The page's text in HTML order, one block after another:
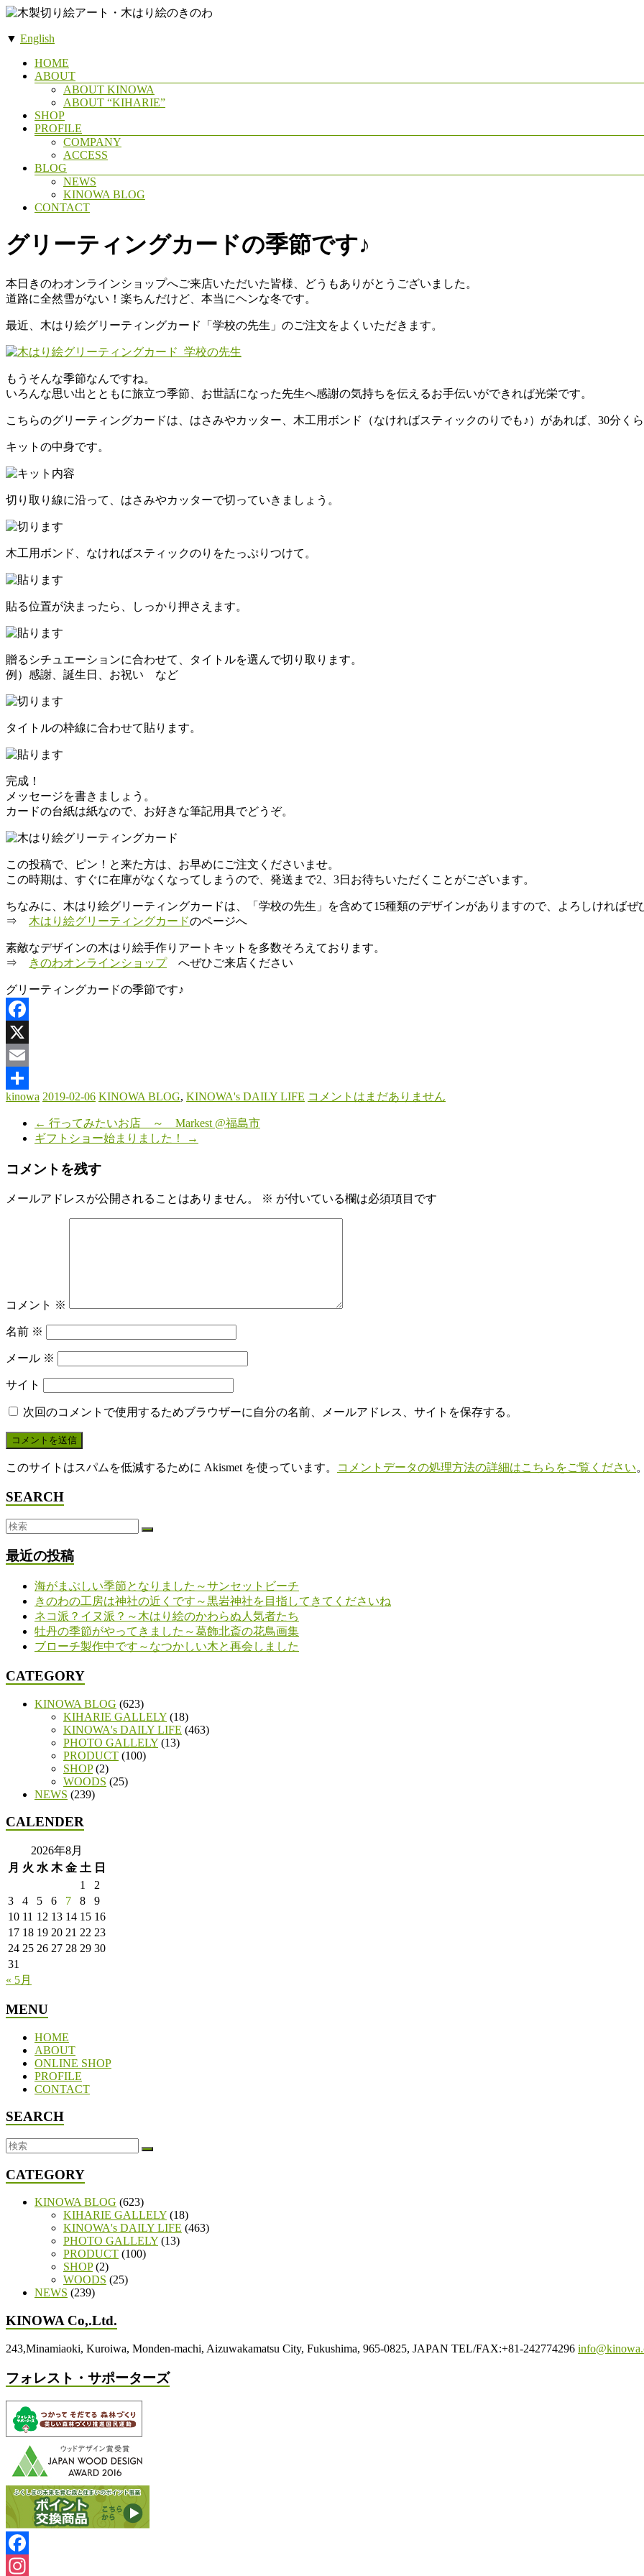
コ
テ
り
絵
の
き
わ
と
と
に
暮
ら
す。
▼ English
HOME
ABOUT
ABOUT KINOWA
ABOUT “KIHARIE”
SHOP
PROFILE
COMPANY
ACCESS
BLOG
NEWS
KINOWA BLOG
CONTACT
グリーティングカードの季節です♪
本日きのわオンラインショップへご来店いただいた皆様、どうもありがとうございました。
道路に全然雪がない！楽ちんだけど、本当にヘンな冬です。
最近、木はり絵グリーティングカード「学校の先生」のご注文をよくいただきます。
もうそんな季節なんですね。
いろんな思い出とともに旅立つ季節、お世話になった先生へ感謝の気持ちを伝えるお手伝いができれば光栄です。
こちらのグリーティングカードは、はさみやカッター、木工用ボンド（なければスティックのりでも♪）があれば、30分くら
キットの中身です。
切り取り線に沿って、はさみやカッターで切っていきましょう。
木工用ボンド、なければスティックのりをたっぷりつけて。
貼る位置が決まったら、しっかり押さえます。
贈るシチュエーションに合わせて、タイトルを選んで切り取ります。
例）感謝、誕生日、お祝い など
タイトルの枠線に合わせて貼ります。
完成！
メッセージを書きましょう。
カードの台紙は紙なので、お好きな筆記用具でどうぞ。
この投稿で、ピン！と来た方は、お早めにご注文くださいませ。
この時期は、すぐに在庫がなくなってしまうので、発送まで2、3日お待ちいただくことがございます。
ちなみに、木はり絵グリーティングカードは、「学校の先生」を含めて15種類のデザインがありますので、よろしければぜ
⇒ 木はり絵グリーティングカードのページへ
素敵なデザインの木はり絵手作りアートキットを多数そろえております。
⇒
きのわオンラインショップへぜひご来店ください
グリーティングカードの季節です♪
Facebook
X
Email
共
kinowa 2019-02-06 KINOWA BLOG, KINOWA's DAILY LIFE コメントはまだありません
← 行ってみたいお店 ～ Markest @福島市
ギフトショー始まりました！
→
コメントを残す
メールアドレスが公開されることはありません。 ※ が付いている欄は必須項目です
コメント ※
名前 ※
メール ※
サイト
次回のコメントで使用するためブラウザーに自分の名前、メールアドレス、サイトを保存する。
このサイトはスパムを低減するために Akismet を使っています。 コメントデータの処理方法の詳細はこちらをご覧ください。
SEARCH
最近の投稿
海がまぶしい季節となりました～サンセットビーチ
きのわの工房は神社の近くです～黒岩神社を目指してきてくださいね
ネコ派？イヌ派？～木はり絵のかわらぬ人気者たち
牡丹の季節がやってきました～葛飾北斎の花鳥画集
ブローチ製作中です～なつかしい木と再会しました
CATEGORY
KINOWA BLOG (623)
KIHARIE GALLELY (18)
KINOWA's DAILY LIFE (463)
PHOTO GALLELY (13)
PRODUCT (100)
SHOP(2)
WOODS (25)
NEWS (239)
CALENDER
2026年8月
月 火 水 木 金 土 日
1
2
3
4 5 6 7 8
9
10 11 12 13 14 15 16
17 18 19 20 21 22 23
24 25 26 27 28 29 30
31
« 5月
MENU
HOME
ABOUT
ONLINE SHOP
PROFILE
CONTACT
SEARCH
CATEGORY
KINOWA BLOG (623)
KIHARIE GALLELY (18)
KINOWA's DAILY LIFE (463)
PHOTO GALLELY (13)
PRODUCT (100)
SHOP(2)
WOODS (25)
NEWS (239)
KINOWA Co,.Ltd.
243,Minamiaoki, Kuroiwa, Monden-machi, Aizuwakamatsu City, Fukushima, 965-0825, JAPAN TEL/FAX:+81-242774296
フォレスト・サポーターズ
Facebook